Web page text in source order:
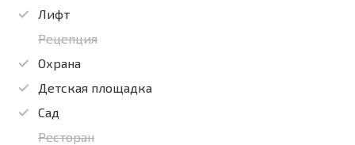
Лифт
Рецепция
Охрана
Детская площадка
Сад
Ресторан